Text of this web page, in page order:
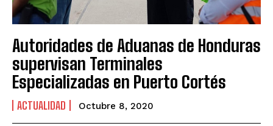
Autoridades de Aduanas de Honduras
supervisan Terminales
Especializadas en Puerto Cortés
ACTUALIDAD Octubre 8, 2020